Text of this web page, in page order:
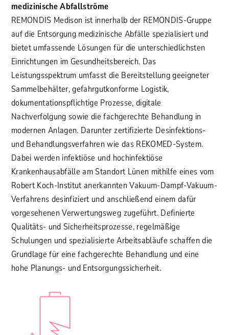
medizinische Abfallströme
REMONDIS Medison ist innerhalb der REMONDIS-Gruppe
auf die Entsorgung medizinische Abfälle spezialisiert und
bietet umfassende Lösungen für die unterschiedlichsten
Einrichtungen im Gesundheitsbereich. Das
Leistungsspektrum umfasst die Bereitstellung geeigneter
Sammelbehälter, gefahrgutkonforme Logistik,
dokumentationspflichtige Prozesse, digitale
Nachverfolgung sowie die fachgerechte Behandlung in
modernen Anlagen. Darunter zertifizierte Desinfektions-
und Behandlungsverfahren wie das REKOMED-System.
Dabei werden infektiöse und hochinfektiöse
Krankenhausabfälle am Standort Lünen mithilfe eines vom
Robert Koch-Institut anerkannten Vakuum-Dampf-Vakuum-
Verfahrens desinfiziert und anschließend einem dafür
vorgesehenen Verwertungsweg zugeführt. Definierte
Qualitäts- und Sicherheitsprozesse, regelmäßige
Schulungen und spezialisierte Arbeitsabläufe schaffen die
Grundlage für eine fachgerechte Behandlung und eine
hohe Planungs- und Entsorgungssicherheit.